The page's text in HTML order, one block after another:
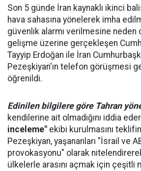
Son 5 günde İran kaynaklı ikinci
hava sahasına yönelerek imha
güvenlik alarmı verilmesine neden
gelişme üzerine gerçekleşen
Tayyip Erdoğan ile İran
Pezeşkiyan'ın telefon görüşmesi
öğrenildi.
Edinilen bilgilere göre Tahran
kendilerine ait olmadığını iddia
inceleme" ekibi kurulmasını
Pezeşkiyan, yaşananları "İsrail ve
provokasyonu" olarak
ülkelerle arasını açmak için çeşitli